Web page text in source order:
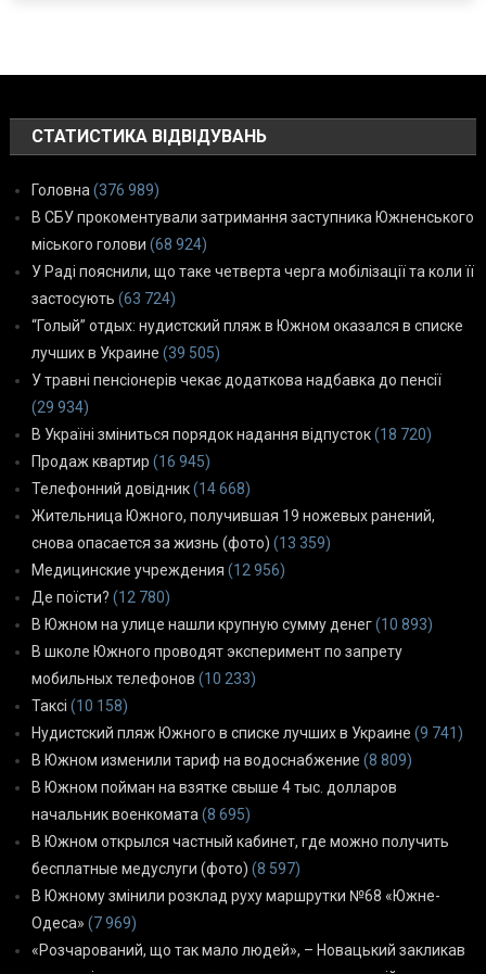
СТАТИСТИКА ВІДВІДУВАНЬ
Головна (376 989)
В СБУ прокоментували затримання заступника Южненського
міського голови (68 924)
У Раді пояснили, що таке четверта черга мобілізації та коли її
застосують (63 724)
“Голый” отдых: нудистский пляж в Южном оказался в списке
лучших в Украине (39 505)
У травні пенсіонерів чекає додаткова надбавка до пенсії
(29 934)
В Україні зміниться порядок надання відпусток(18 720)
Продаж квартир (16 945)
Телефонний довідник(14 668)
Жительница Южного, получившая 19 ножевых ранений,
снова опасается за жизнь (фото) (13 359)
Медицинские учреждения (12 956)
Де поїсти? (12 780)
В Южном на улице нашли крупную сумму денег(10 893)
В школе Южного проводят эксперимент по запрету
мобильных телефонов (10 233)
Таксі (10 158)
Нудистский пляж Южного в списке лучших в Украине (9 741)
В Южном изменили тариф на водоснабжение (8 809)
В Южном пойман на взятке свыше 4 тыс. долларов
начальник военкомата (8 695)
В Южном открылся частный кабинет, где можно получить
бесплатные медуслуги (фото) (8 597)
В Южному змінили розклад руху маршрутки №68 «Южне-
Одеса» (7 969)
«Розчарований, що так мало людей», – Новацький закликав